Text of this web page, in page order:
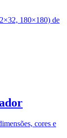
180×180) de
cores e